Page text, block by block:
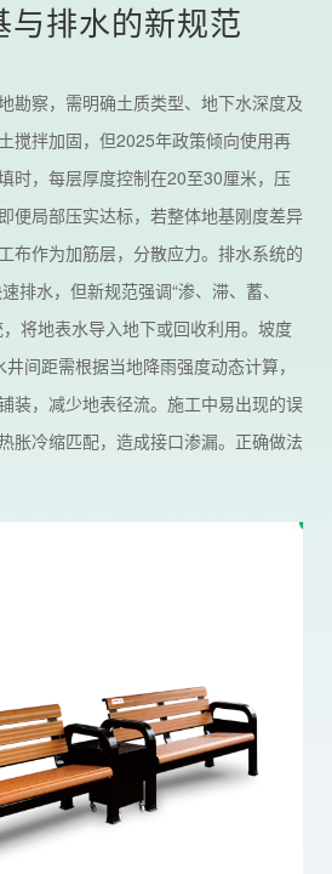
排水的新规范
勘察，需明确土质类型、地下水深度及
搅拌加固，但2025年政策倾向使用再
时，每层厚度控制在20至30厘米，压
局部压实达标，若整体地基刚度差异
布作为加筋层，分散应力。排水系统的
排水，但新规范强调“渗、滞、蓄、
将地表水导入地下或回收利用。坡度
间距需根据当地降雨强度动态计算，
装，减少地表径流。施工中易出现的误
胀冷缩匹配，造成接口渗漏。正确做法